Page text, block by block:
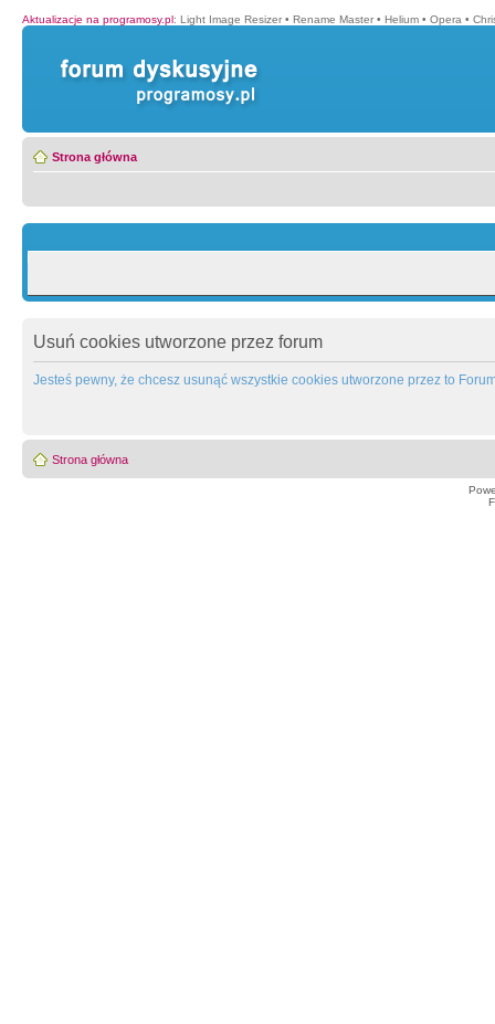
Aktualizacje na programosy.pl: Light Image Resizer • Rename Master • Helium • Opera •
Strona główna
Usuń cookies utworzone przez forum
Jesteś pewny, że chcesz usunąć wszystkie cookies utworzone przez to
Strona główna